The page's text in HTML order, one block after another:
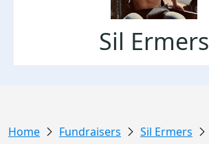
Sil Ermers
Fundraisers Sil Ermers